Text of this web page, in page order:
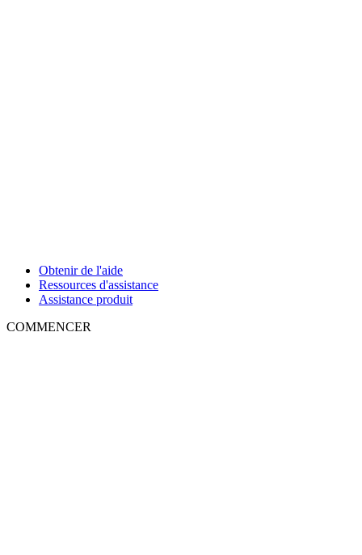
Obtenir de l'aide
Ressources d'assistance
Assistance produit
COMMENCER